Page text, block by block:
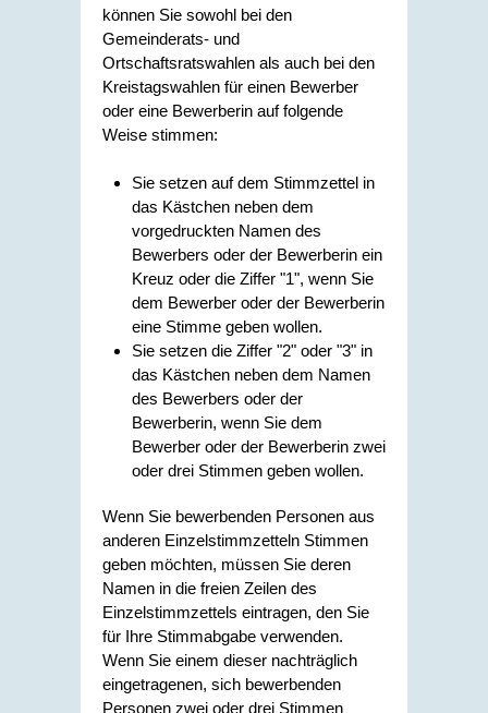
können Sie sowohl bei den
Gemeinderats- und
Ortschaftsratswahlen als auch bei den
Kreistagswahlen für einen Bewerber
oder eine Bewerberin auf folgende
Weise stimmen:
Sie setzen auf dem Stimmzettel in
das Kästchen neben dem
vorgedruckten Namen des
Bewerbers oder der Bewerberin ein
Kreuz oder die Ziffer "1", wenn Sie
dem Bewerber oder der Bewerberin
eine Stimme geben wollen.
Sie setzen die Ziffer "2" oder "3" in
das Kästchen neben dem Namen
des Bewerbers oder der
Bewerberin, wenn Sie dem
Bewerber oder der Bewerberin zwei
oder drei Stimmen geben wollen.
Wenn Sie bewerbenden Personen aus
anderen Einzelstimmzetteln Stimmen
geben möchten, müssen Sie deren
Namen in die freien Zeilen des
Einzelstimmzettels eintragen, den Sie
für Ihre Stimmabgabe verwenden.
Wenn Sie einem dieser nachträglich
eingetragenen, sich bewerbenden
Personen zwei oder drei Stimmen